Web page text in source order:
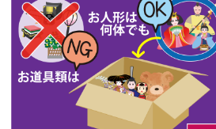
てくださる...
第62回人形供養祭令和5年6月
第61回人形供養祭 令和5年5月
第60回人形供養祭令和5年3月
第59回人形供養祭 令和5年2